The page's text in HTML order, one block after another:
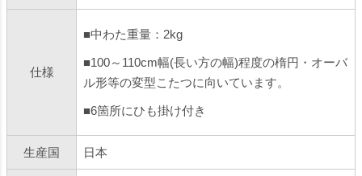
仕様
■中わた重量：2kg
■100～110cm幅(長い方の幅)程度の楕円・オーバ
ル形等の変型こたつに向いています。
■6箇所にひも掛け付き
生産国 日本